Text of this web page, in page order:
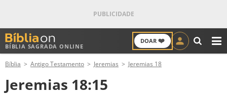
BÍBLIA SAGRADA ONLINE
DOAR ❤️
ANTIGO TESTAMENTO
NOVO TESTAMENTO
Bíblia Antigo Testamento Jeremias Jeremias 18
Jeremias 18:15